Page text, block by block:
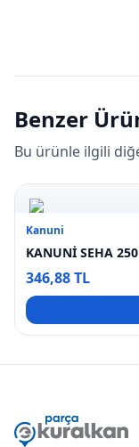
Benzer
Bu ürünle ilgili
Kanuni
KANUNİ SEHA
346,88 TL